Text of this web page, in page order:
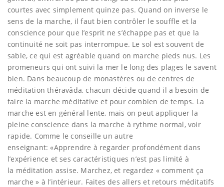
courtes avec simplement quinze pas. Quand on inverse le
sens de la marche, il faut bien contrôler le souffle et la
conscience pour que l’esprit ne s’échappe pas et que la
continuité ne soit pas interrompue. Le sol est souvent de
sable, ce qui est agréable quand on marche pieds nus. Les
promeneurs qui ont suivi la mer le long des plages le savent
bien. Dans beaucoup de monastères ou de centres de
méditation théravâda, chacun décide quand il a besoin de
faire la marche méditative et pour combien de temps. La
marche est en général lente, mais on peut appliquer la
pleine conscience dans la marche à rythme normal, voir
rapide. Comme le conseille un autre
enseignant: «Apprendre à regarder profondément dans
l’expérience et ses caractéristiques n’est pas limité à
la méditation assise. Marchez, et regardez « comment ça
marche » à l’intérieur. Faites des allers et retours méditatifs